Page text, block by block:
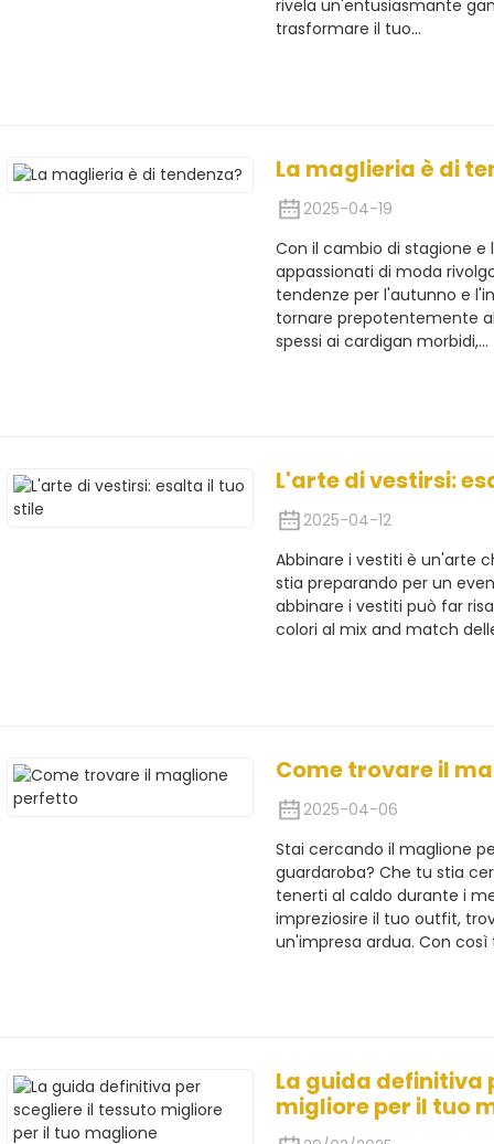
rivela un'entusiasmante
trasformare il tuo...
La maglieria è di
2025-04-19
Con il cambio di stagione
appassionati di moda
tendenze per l'autunno e
tornare prepotentemente
spessi ai cardigan morbidi,...
L'arte di vestirsi:
2025-04-12
Abbinare i vestiti è un'arte
stia preparando per un
abbinare i vestiti può far
colori al mix and match
Come trovare il
2025-04-06
Stai cercando il maglione
guardaroba? Che tu stia
tenerti al caldo durante i
impreziosire il tuo outfit,
un'impresa ardua. Con così
La guida definitiva
migliore per il tuo